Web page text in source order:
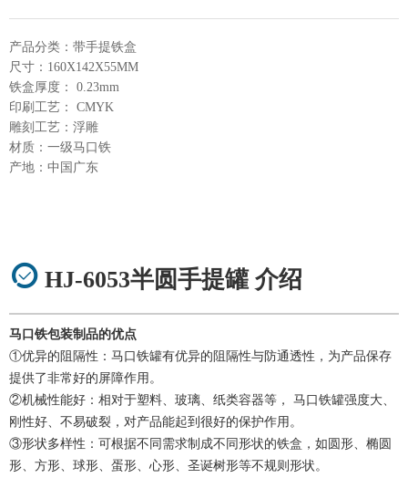
产品分类：带手提铁盒
尺寸：160X142X55MM
铁盒厚度： 0.23mm
印刷工艺： CMYK
雕刻工艺：浮雕
材质：一级马口铁
产地：中国广东
HJ-6053半圆手提罐 介绍
马口铁包装制品的优点
①优异的阻隔性：马口铁罐有优异的阻隔性与防通透性，为产品保存
提供了非常好的屏障作用。
②机械性能好：相对于塑料、玻璃、纸类容器等， 马口铁罐强度大、
刚性好、不易破裂，对产品能起到很好的保护作用。
③形状多样性：可根据不同需求制成不同形状的铁盒，如圆形、椭圆
形、方形、球形、蛋形、心形、圣诞树形等不规则形状。